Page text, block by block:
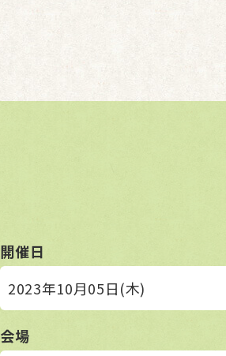
開催日
2023年10月05日(木)
会場